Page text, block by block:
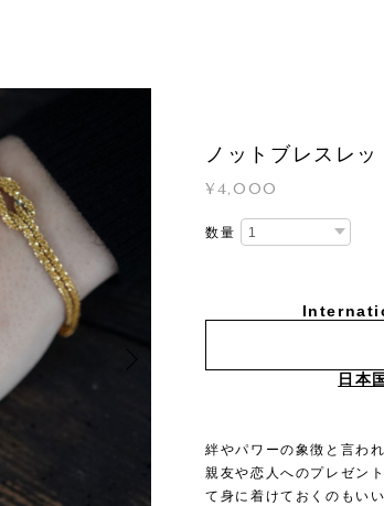
ノットブレスレッ
¥4,000
数量
日本
絆やパワーの象徴と言わ
親友や恋人へのプレゼン
て身に着けておくのもいい